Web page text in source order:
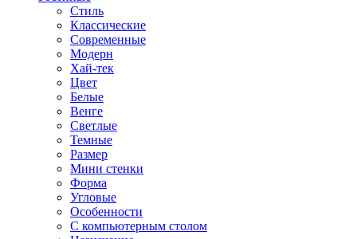
Стиль
Классические
Современные
Модерн
Хай-тек
Цвет
Белые
Венге
Светлые
Темные
Размер
Мини стенки
Форма
Угловые
Особенности
С компьютерным столом